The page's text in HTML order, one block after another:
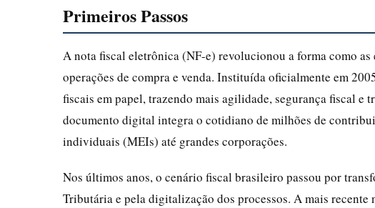
Primeiros Passos
A nota fiscal eletrônica (NF-e) revolucionou a forma como
operações de compra e venda. Instituída oficialmente em
fiscais em papel, trazendo mais agilidade, segurança fiscal e
documento digital integra o cotidiano de milhões de
individuais (MEIs) até grandes corporações.
Nos últimos anos, o cenário fiscal brasileiro passou por
Tributária e pela digitalização dos processos. A mais recente